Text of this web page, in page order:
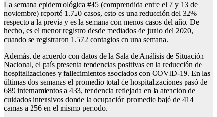
La semana epidemiológica #45 (comprendida entre el 7 y 13 de
noviembre) reportó 1.720 casos, esto es una reducción del 32%
respecto a la previa y es la semana con menos casos del año. De
hecho, es el menor registro desde mediados de junio del 2020,
cuando se registraron 1.572 contagios en una semana.
Además, de acuerdo con datos de la Sala de Análisis de Situación
Nacional, el país presenta tendencias positivas en la reducción de
hospitalizaciones y fallecimientos asociados con COVID-19. En las
últimas dos semanas el promedio total de hospitalizaciones pasó de
689 internamientos a 433, tendencia reflejada en la atención de
cuidados intensivos donde la ocupación promedio bajó de 414
camas a 256 en el mismo periodo.